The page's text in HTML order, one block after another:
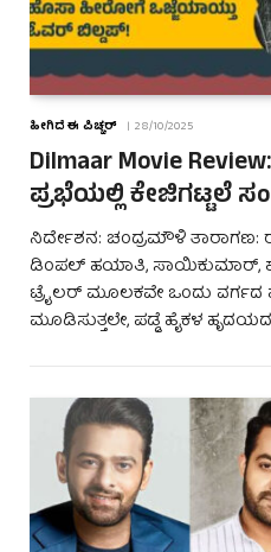
ಹೀಗಿದೆ ಈ ಪಿಚ್ಚರ್ 28/10/2025
Dilmaar Movie
ಪ್ರಭೆಯಲ್ಲಿ ಕೇಜಿಗಟ್ಟಲೆ
ನಿರ್ದೇಶನ: ಚಂದ್ರಮೌಳಿ
ಡಿಂಪಲ್ ಹಯಾತಿ, ಸಾಯಿಕುಮಾರ್,
ಟ್ರೈಲರ್ ಮೂಲಕವೇ ಒಂದು ವರ್ಗದ
ಮೂಡಿಸುತ್ತಲೇ, ಪಡ್ಡೆ ಹೈಕಳ